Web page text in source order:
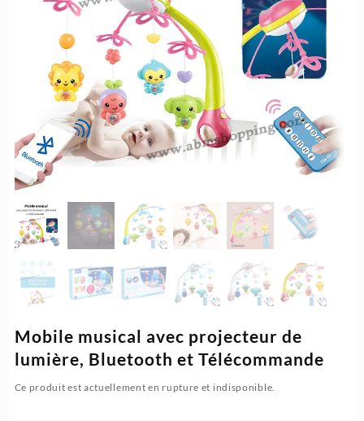
Mobile musical avec projecteur de
lumière, Bluetooth et Télécommande
Ce produit est actuellement en rupture et indisponible.